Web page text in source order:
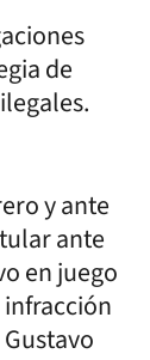
de
y ante
ante
en juego